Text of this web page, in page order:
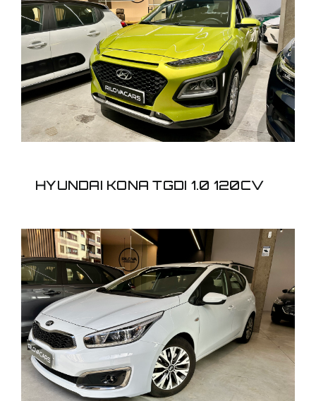
HYUNDAI KONA TGDI 1.0
120CV
HYUNDAI KONA TGDI 1.0 120CV
KIA CEED 1.0 TGDI
120CV